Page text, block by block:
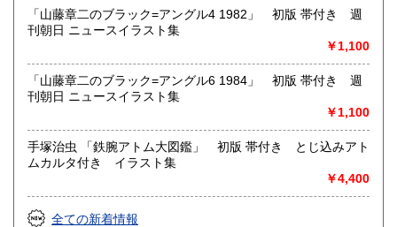
趣味、サブカルチャー、古書一般（その他）
女優・アイドル・グラビア・アダルトや映画・マンガ等
「山藤章二のブラック=アングル4 1982」 初版 帯付き 週
刊朝日 ニュースイラスト集
￥1,100
「山藤章二のブラック=アングル6 1984」 初版 帯付き 週
刊朝日 ニュースイラスト集
￥1,100
手塚治虫 「鉄腕アトム大図鑑」 初版 帯付き とじ込みアト
ムカルタ付き イラスト集
￥4,400
全ての新着情報